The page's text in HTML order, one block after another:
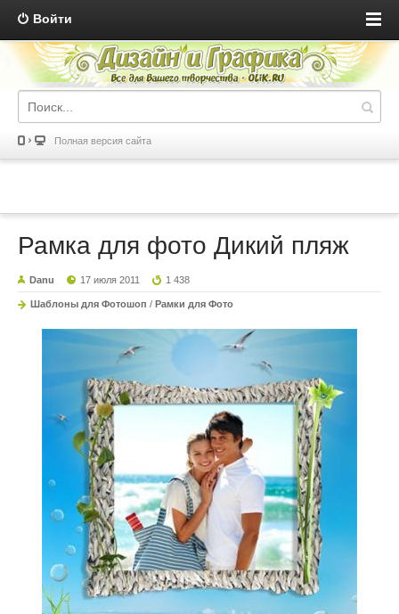
Войти
Полная версия сайта
Рамка для фото Дикий пляж
Danu 17 июля 2011 1 438
Шаблоны для Фотошоп / Рамки для Фото